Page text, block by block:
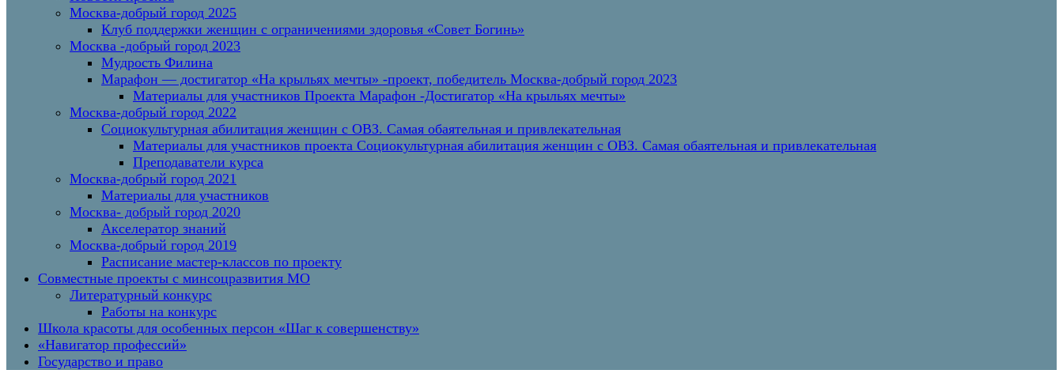
Москва-добрый город 2025
Клуб поддержки женщин с ограничениями здоровья «Совет Богинь»
Москва -добрый город 2023
Мудрость Филина
Марафон — достигатор «На крыльях мечты» -проект, победитель Москва-добрый город 2023
Материалы для участников Проекта Марафон -Достигатор «На крыльях мечты»
Москва-добрый город 2022
Социокультурная абилитация женщин с ОВЗ. Самая обаятельная и привлекательная
Материалы для участников проекта Социокультурная абилитация женщин с ОВЗ. Самая обаятельная и привлекательная
Преподаватели курса
Москва-добрый город 2021
Материалы для участников
Москва- добрый город 2020
Акселератор знаний
Москва-добрый город 2019
Расписание мастер-классов по проекту
Совместные проекты с минсоцразвития МО
Литературный конкурс
Работы на конкурс
Школа красоты для особенных персон «Шаг к совершенству»
«Навигатор профессий»
Государство и право